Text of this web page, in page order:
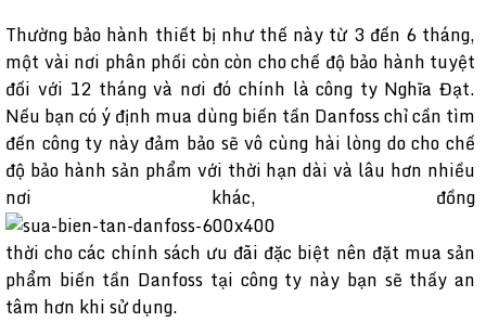
Thường bảo hành thiết bị như thế này từ 3 đến 6 tháng,
một vài nơi phân phối còn còn cho chế độ bảo hành tuyệt
đối với 12 tháng và nơi đó chính là công ty Nghĩa Đạt.
Nếu bạn có ý định mua dùng biến tần Danfoss chỉ cần tìm
đến công ty này đảm bảo sẽ vô cùng hài lòng do cho chế
độ bảo hành sản phẩm với thời hạn dài và lâu hơn nhiều
nơi khác, đồng
thời cho các chính sách ưu đãi đặc biệt nên đặt mua sản
phẩm biến tần Danfoss tại công ty này bạn sẽ thấy an
tâm hơn khi sử dụng.